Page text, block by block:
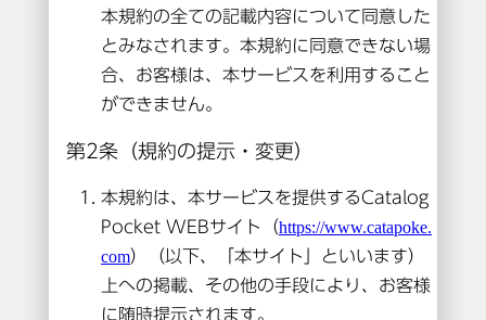
本コンテンツは閲覧できません。